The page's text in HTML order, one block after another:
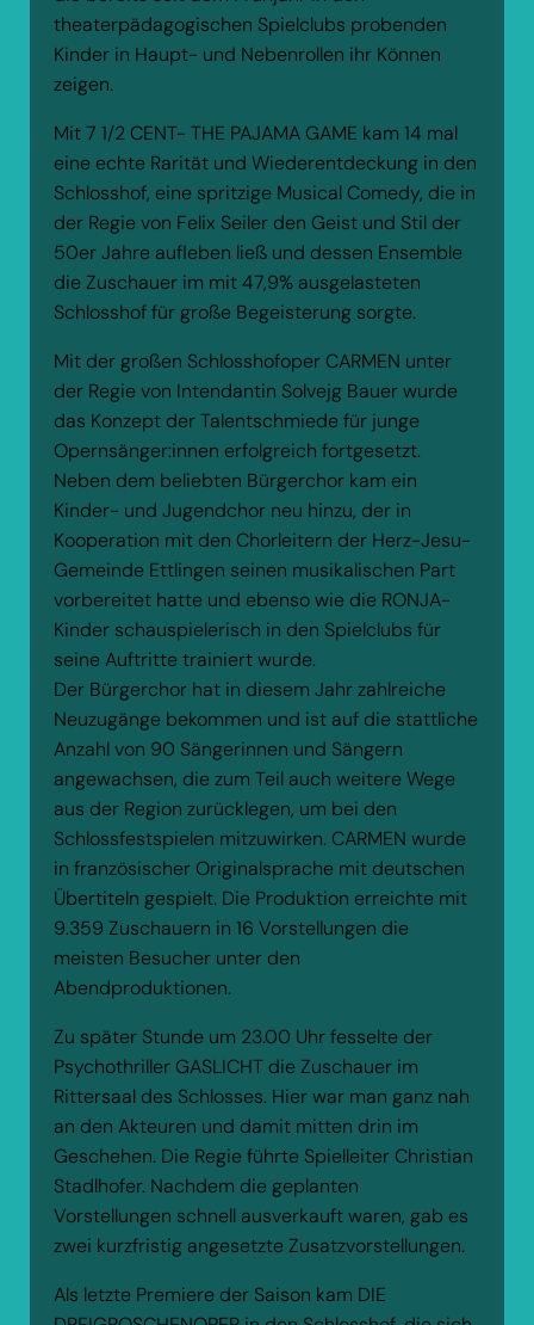
theaterpädagogischen Spielclubs probenden
Kinder in Haupt- und Nebenrollen ihr Können
zeigen.
Mit 7 1/2 CENT- THE PAJAMA GAME kam 14 mal
eine echte Rarität und Wiederentdeckung in den
Schlosshof, eine spritzige Musical Comedy, die in
der Regie von Felix Seiler den Geist und Stil der
50er Jahre aufleben ließ und dessen Ensemble
die Zuschauer im mit 47,9% ausgelasteten
Schlosshof für große Begeisterung sorgte.
Mit der großen Schlosshofoper CARMEN unter
der Regie von Intendantin Solvejg Bauer wurde
das Konzept der Talentschmiede für junge
Opernsänger:innen erfolgreich fortgesetzt.
Neben dem beliebten Bürgerchor kam ein
Kinder- und Jugendchor neu hinzu, der in
Kooperation mit den Chorleitern der Herz-Jesu-
Gemeinde Ettlingen seinen musikalischen Part
vorbereitet hatte und ebenso wie die RONJA-
Kinder schauspielerisch in den Spielclubs für
seine Auftritte trainiert wurde.
Der Bürgerchor hat in diesem Jahr zahlreiche
Neuzugänge bekommen und ist auf die stattliche
Anzahl von 90 Sängerinnen und Sängern
angewachsen, die zum Teil auch weitere Wege
aus der Region zurücklegen, um bei den
Schlossfestspielen mitzuwirken. CARMEN wurde
in französischer Originalsprache mit deutschen
Übertiteln gespielt. Die Produktion erreichte mit
9.359 Zuschauern in 16 Vorstellungen die
meisten Besucher unter den
Abendproduktionen.
Zu später Stunde um 23.00 Uhr fesselte der
Psychothriller GASLICHT die Zuschauer im
Rittersaal des Schlosses. Hier war man ganz nah
an den Akteuren und damit mitten drin im
Geschehen. Die Regie führte Spielleiter Christian
Stadlhofer. Nachdem die geplanten
Vorstellungen schnell ausverkauft waren, gab es
zwei kurzfristig angesetzte Zusatzvorstellungen.
Als letzte Premiere der Saison kam DIE